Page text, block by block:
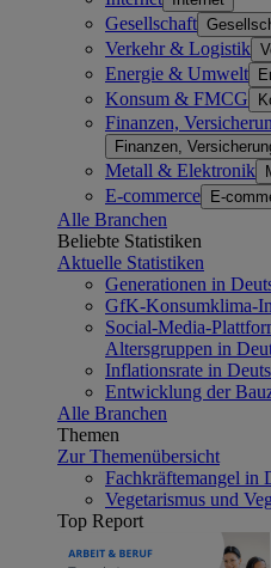
Gesellschaft
Verkehr & Logistik
Energie & Umwelt
Konsum & FMCG
Finanzen,
Finanzen,
Metall & Elektronik
E-commerce E-
Alle Branchen
Beliebte Statistiken
Aktuelle Statistiken
Generationen in
GfK-Konsumklima-
Social-Media-
Altersgruppen in
Inflationsrate in
Entwicklung der
Alle Branchen
Themen
Zur Themenübersicht
Fachkräftemangel in
Vegetarismus und
Top Report